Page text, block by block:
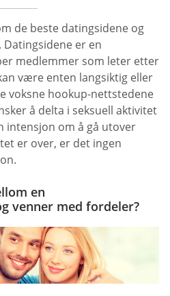
de beste datingsidene og
er en
medlemmer som leter etter
være enten langsiktig eller
voksne hookup-nettstedene
å delta i seksuell aktivitet
intensjon om å gå utover
er over, er det ingen
en
venner med fordeler?